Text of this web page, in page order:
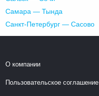
Самара — Тында
Санкт-Петербург — Сасово
О компании
Пользовательское соглашение